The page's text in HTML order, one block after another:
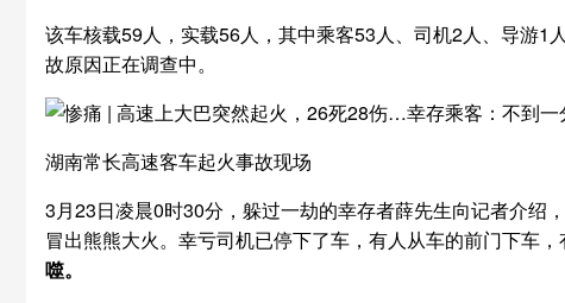
该车核载59人，实载56人，其中乘客53人、司机2人、导游
故原因正在调查中。
湖南常长高速客车起火事故现场
3月23日凌晨0时30分，躲过一劫的幸存者薛先生向记者介绍
冒出熊熊大火。幸亏司机已停下了车，有人从车的前门下车
噬。